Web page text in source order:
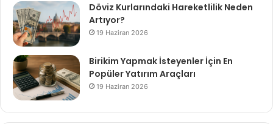
Döviz Kurlarındaki Hareketlilik Neden
Artıyor?
19 Haziran 2026
Birikim Yapmak İsteyenler İçin En
Popüler Yatırım Araçları
19 Haziran 2026